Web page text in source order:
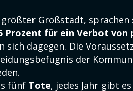
Großstadt,
Prozent für ein Verbot von
sich dagegen. Die
der
fünf Tote, jedes Jahr gibt